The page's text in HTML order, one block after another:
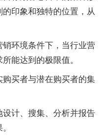
印象和独特的位置，从
环境条件下，当行业营
能达到的极限值。
买者与潜在购买者的集
计、搜集、分析并报告